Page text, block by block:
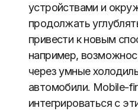
устройствами и
продолжать
привести к новым
например,
через умные
автомобили. Mobile-
интегрироваться с